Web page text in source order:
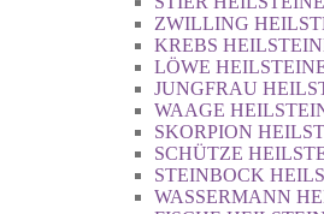
ZWILLING
KREBS
LÖWE
JUNGFRAU
WAAGE
SKORPION
SCHÜTZE
STEINBOCK
WASSERMANN